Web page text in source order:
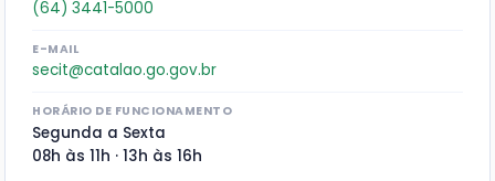
(64) 3441-5000
E-MAIL
secit@catalao.go.gov.br
HORÁRIO DE FUNCIONAMENTO
Segunda a Sexta
08h às 11h · 13h às 16h